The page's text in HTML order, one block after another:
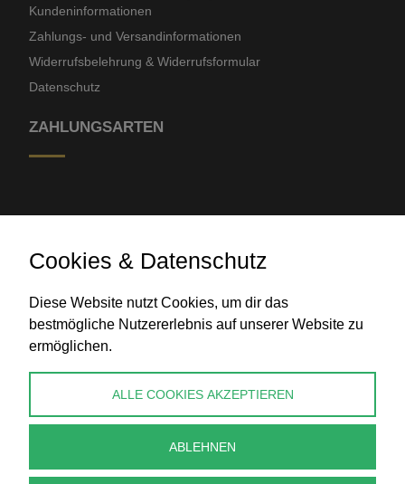
Kundeninformationen
Zahlungs- und Versandinformationen
Widerrufsbelehrung & Widerrufsformular
Datenschutz
ZAHLUNGSARTEN
Banküberweisung
info@perlenpresse.de
Vertrag widerrufen
Cookies & Datenschutz
Diese Website nutzt Cookies, um dir das
bestmögliche Nutzererlebnis auf unserer Website zu
ermöglichen.
ALLE COOKIES AKZEPTIEREN
ABLEHNEN